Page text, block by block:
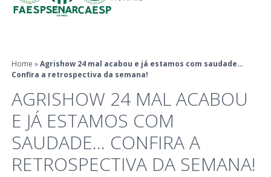
Home »Agrishow 24 mal acabou e já estamos com saudade…
Confira a retrospectiva da semana!
AGRISHOW 24 MAL ACABOU
E JÁ ESTAMOS COM
SAUDADE… CONFIRA A
RETROSPECTIVA DA SEMANA!